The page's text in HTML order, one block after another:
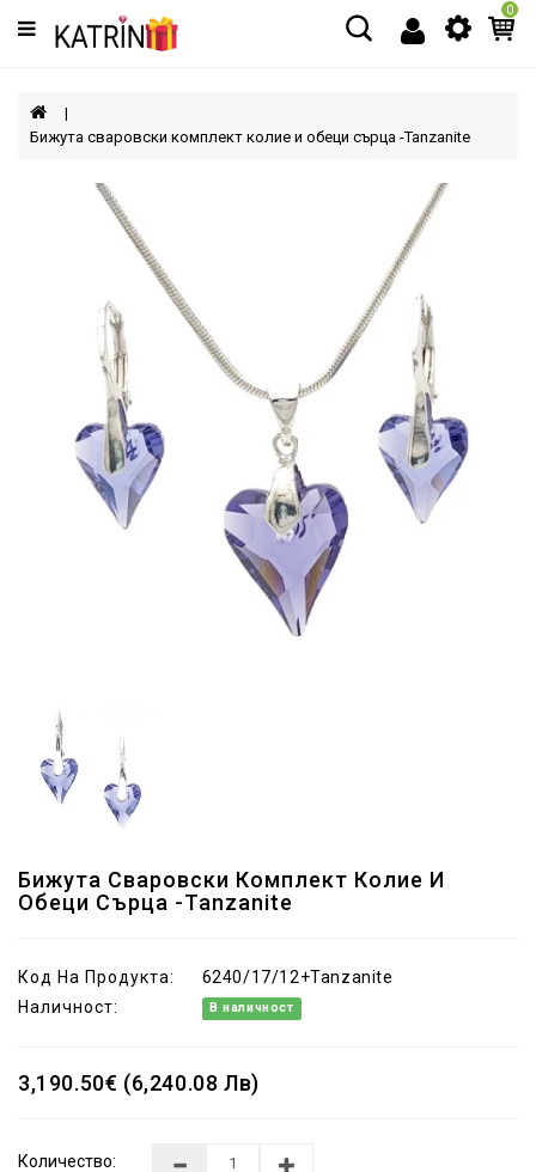
Категории
МЪЖЕ
0
Бижута сваровски комплект колие и обеци сърца -Tanzanite
Бижута Сваровски Комплект Колие И
Обеци Сърца -Tanzanite
Код На Продукта:
6240/17/12+Tanzanite
Наличност:
В наличност
3,190.50€ (6,240.08 Лв)
Количество: